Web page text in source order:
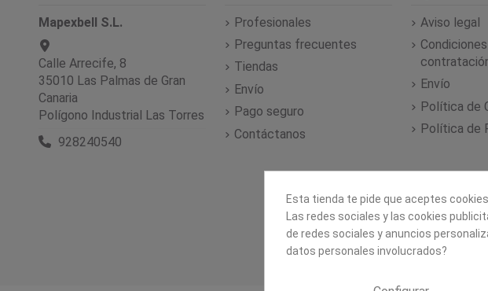
Mapexbell S.L.
Calle Arrecife, 8
35010 Las Palmas de Gran
Canaria
Polígono Industrial Las Torres
928240540
Profesionales
Preguntas frecuentes
Tiendas
Envío
Pago seguro
Contáctanos
Aviso legal
Envío
Política de
Política de
Esta tienda te pide que aceptes
Las redes sociales y las cookies
de redes sociales y anuncios
datos personales involucrados?